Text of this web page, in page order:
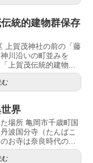
統的建物群保存
上賀茂神社の前の「藤
川沿いの町並みを
上賀茂伝統的建物...
む
界
場所 亀岡市千歳町国
波国分寺（たんばこ
お寺は奈良時代の...
む